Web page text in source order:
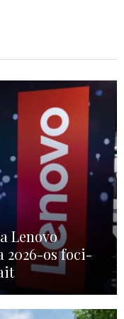
Lenovo
2026-os foci-